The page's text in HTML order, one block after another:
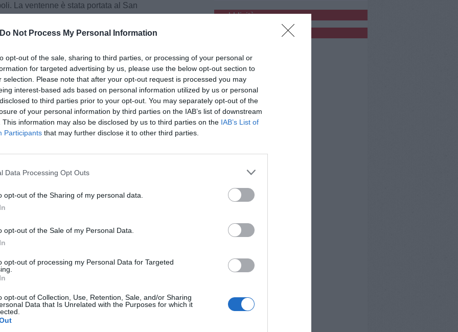
Do Not Process My Personal Information
opt-out of the sale, sharing to third parties, or processing of your personal or
for targeted advertising by us, please use the below opt-out section to
selection. Please note that after your opt-out request is processed you may
interest-based ads based on personal information utilized by us or personal
to third parties prior to your opt-out. You may separately opt-out of the
of your personal information by third parties on the IAB’s list of downstream
This information may also be disclosed by us to third parties on the IAB’s List of
Participants that may further disclose it to other third parties.
Data Processing Opt Outs
opt-out of the Sharing of my personal data.
opt-out of the Sale of my Personal Data.
opt-out of processing my Personal Data for Targeted
opt-out of Collection, Use, Retention, Sale, and/or Sharing
Data that Is Unrelated with the Purposes for which it
La ventenne è stata portata al San
le serie condizioni in cui versava è stato
di Careggi. Sul luogo dell'incidente sono
la dinamica.
2026
di Empoli vende bigiotteria
settimanale di Serravalle per vendere
di bigiotteria al mercato di Empoli, senza
commercio [...]
a Empoli, a Casenuove soccorse
persone. Fiamme pure a Arnovecchio
a Empoli. È andata in fiamme anche una
di area protetta di Arnovecchio. L'incendio
e Casenuove Dapprima un [...]
pubblicità